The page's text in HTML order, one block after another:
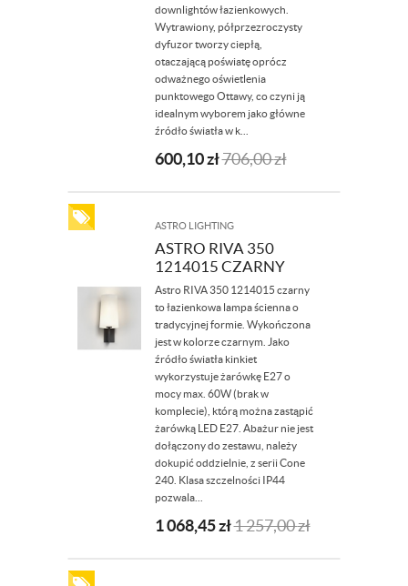
downlightów łazienkowych.
Wytrawiony, półprzezroczysty
dyfuzor tworzy ciepłą,
otaczającą poświatę oprócz
odważnego oświetlenia
punktowego Ottawy, co czyni ją
idealnym wyborem jako główne
źródło światła w k...
600,10zł706,00zł
ASTRO LIGHTING
ASTRO RIVA 350
1214015 CZARNY
Astro RIVA 350 1214015 czarny
to łazienkowa lampa ścienna o
tradycyjnej formie. Wykończona
jest w kolorze czarnym. Jako
źródło światła kinkiet
wykorzystuje żarówkę E27 o
mocy max. 60W (brak w
komplecie), którą można zastąpić
żarówką LED E27. Abażur nie jest
dołączony do zestawu, należy
dokupić oddzielnie, z serii Cone
240. Klasa szczelności IP44
pozwala...
1 068,45zł1 257,00zł